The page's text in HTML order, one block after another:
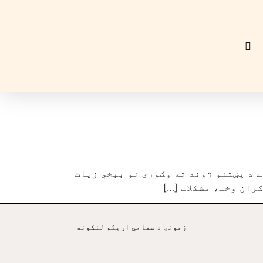
د پښتنو ژوند ته وګوري نو بېخي زيات
وخت، مشکلات […]
زمونږ د سماجي اړيکو لنکونه